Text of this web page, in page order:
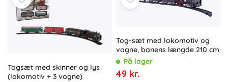
Togsæt med skinner og lys
(lokomotiv + 3 vogne)
Tog-sæt med lokomotiv og
vogne, banens længde 210 cm
På lager
49 kr.